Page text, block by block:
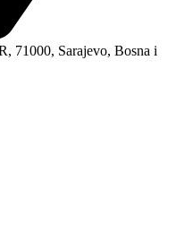
71000, Sarajevo, Bosna i